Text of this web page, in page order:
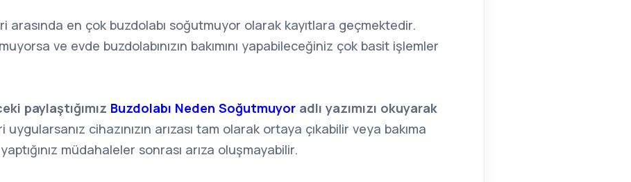
arasında en çok buzdolabı soğutmuyor olarak kayıtlara geçmektedir.
ve evde buzdolabınızın bakımını yapabileceğiniz çok basit işlemler
paylaştığımız Buzdolabı Neden Soğutmuyor adlı yazımızı okuyarak
cihazınızın arızası tam olarak ortaya çıkabilir veya bakıma
müdahaleler sonrası arıza oluşmayabilir.